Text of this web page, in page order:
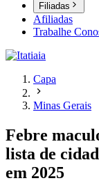
Filiadas
Afiliadas
Trabalhe
Capa
Minas Gerais
Febre
lista de
em 2025